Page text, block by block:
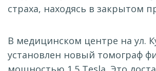
страха, находясь в закрытом
В медицинском центре на ул.
установлен новый томограф